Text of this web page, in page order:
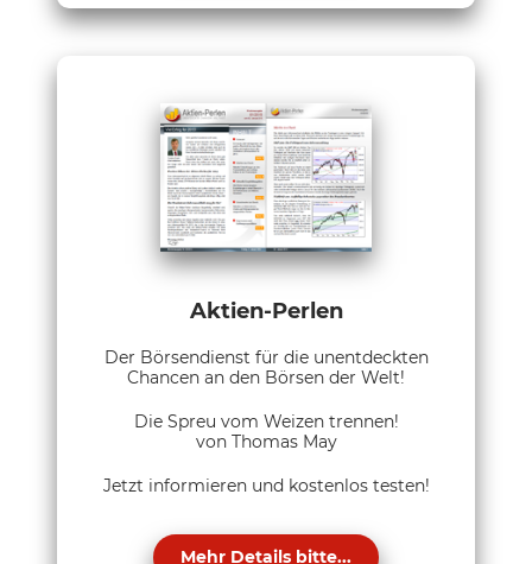
Aktien-Perlen
Der Börsendienst für die unentdeckten
Chancen an den Börsen der Welt!
Die Spreu vom Weizen trennen!
von Thomas May
Jetzt informieren und kostenlos testen!
Mehr Details bitte...